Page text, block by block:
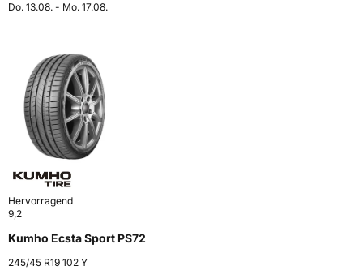
Do. 13.08. - Mo. 17.08.
Hervorragend
9,2
Kumho Ecsta Sport PS72
245/45 R19 102 Y